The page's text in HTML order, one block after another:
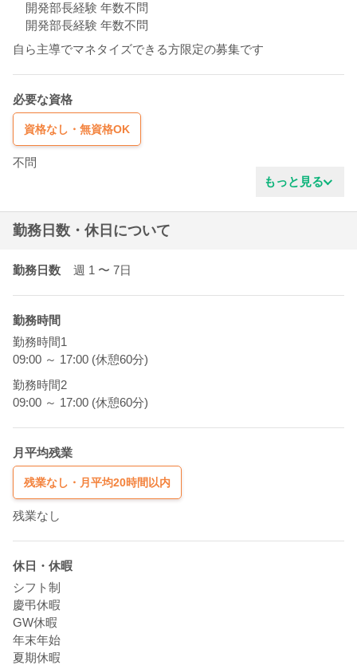
開発部長経験 年数不問
開発部長経験 年数不問
自ら主導でマネタイズできる方限定の募集です
必要な資格
資格なし・無資格OK
不問
もっと見る
勤務日数・休日について
勤務日数 週 1 〜 7日
勤務時間
勤務時間1
09:00 ～ 17:00 (休憩60分)
勤務時間2
09:00 ～ 17:00 (休憩60分)
月平均残業
残業なし・月平均20時間以内
残業なし
休日・休暇
シフト制
慶弔休暇
GW休暇
年末年始
夏期休暇